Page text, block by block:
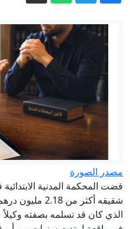
لماذا رفضت
الرياض تعيد
أثارت
مفاوضات
مستشفى
مصدر الصورة
قضت المحكمة المدنية
شقيقه أكثر من
الذي كان قد تسلمه بصفته وكيلاً